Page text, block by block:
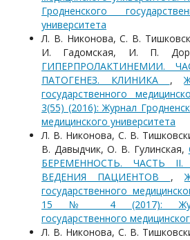
Гродненского
университета
Л. В. Никонова, С. В.
И. Гадомская, И. П.
ГИПЕРПРОЛАКТИНЕМИИ.
ПАТОГЕНЕЗ. КЛИНИКА ,
государственного
3(55) (2016): Журнал
медицинского университета
Л. В. Никонова, С. В.
В. Давыдчик, О. В. Гулинская,
БЕРЕМЕННОСТЬ. ЧАСТЬ II.
ВЕДЕНИЯ ПАЦИЕНТОВ ,
государственного
15 № 4 (2017):
государственного
Л. В. Никонова, С. В.